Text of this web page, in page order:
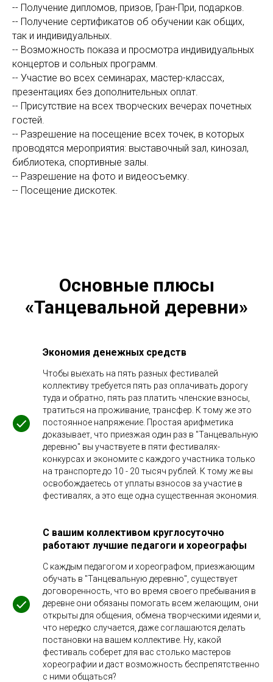
-- Получение дипломов, призов, Гран-При, подарков.
-- Получение сертификатов об обучении как общих,
так и индивидуальных.
-- Возможность показа и просмотра индивидуальных
концертов и сольных программ.
-- Участие во всех семинарах, мастер-классах,
презентациях без дополнительных оплат.
-- Присутствие на всех творческих вечерах почетных
гостей.
-- Разрешение на посещение всех точек, в которых
проводятся мероприятия: выставочный зал, кинозал,
библиотека, спортивные залы.
-- Разрешение на фото и видеосъемку.
-- Посещение дискотек.
Основные плюсы
«Танцевальной деревни»
Экономия денежных средств
Чтобы выехать на пять разных фестивалей
коллективу требуется пять раз оплачивать дорогу
туда и обратно, пять раз платить членские взносы,
тратиться на проживание, трансфер. К тому же это
постоянное напряжение. Простая арифметика
доказывает, что приезжая один раз в "Танцевальную
деревню" вы участвуете в пяти фестивалях-
конкурсах и экономите с каждого участника только
на транспорте до 10 - 20 тысяч рублей. К тому же вы
освобождаетесь от уплаты взносов за участие в
фестивалях, а это еще одна существенная экономия.
С вашим коллективом круглосуточно
работают лучшие педагоги и хореографы
С каждым педагогом и хореографом, приезжающим
обучать в "Танцевальную деревню", существует
договоренность, что во время своего пребывания в
деревне они обязаны помогать всем желающим, они
открыты для общения, обмена творческими идеями и,
что нередко случается, даже соглашаются делать
постановки на вашем коллективе. Ну, какой
фестиваль соберет для вас столько мастеров
хореографии и даст возможность беспрепятственно
с ними общаться?